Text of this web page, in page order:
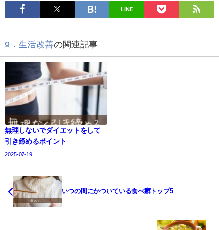
LINE
9．生活改善の関連記事
無理しないでダイエットをして
引き締めるポイント
2025-07-19
いつの間にかついている食べ癖トップ5